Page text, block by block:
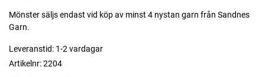
Mönster säljs endast vid köp av minst 4 nystan garn från Sandnes
Garn.
Leveranstid: 1-2 vardagar
Artikelnr:2204